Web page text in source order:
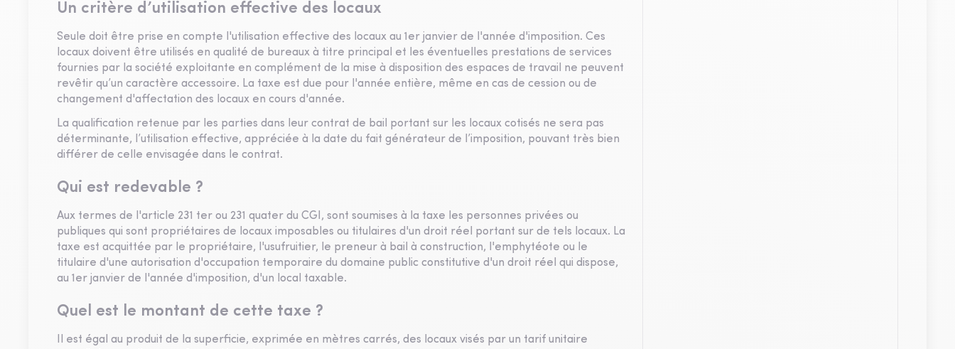
Un critère d’utilisation effective des locaux
Seule doit être prise en compte l'utilisation effective des locaux au 1er janvier de l'année d'imposition. Ces
locaux doivent être utilisés en qualité de bureaux à titre principal et les éventuelles prestations de services
fournies par la société exploitante en complément de la mise à disposition des espaces de travail ne peuvent
revêtir qu’un caractère accessoire. La taxe est due pour l'année entière, même en cas de cession ou de
changement d'affectation des locaux en cours d'année.
La qualification retenue par les parties dans leur contrat de bail portant sur les locaux cotisés ne sera pas
déterminante, l’utilisation effective, appréciée à la date du fait générateur de l’imposition, pouvant très bien
différer de celle envisagée dans le contrat.
Qui est redevable ?
Aux termes de l'article 231 ter ou 231 quater du CGI, sont soumises à la taxe les personnes privées ou
publiques qui sont propriétaires de locaux imposables ou titulaires d'un droit réel portant sur de tels locaux. La
taxe est acquittée par le propriétaire, l'usufruitier, le preneur à bail à construction, l'emphytéote ou le
titulaire d'une autorisation d'occupation temporaire du domaine public constitutive d'un droit réel qui dispose,
au 1er janvier de l'année d'imposition, d'un local taxable.
Quel est le montant de cette taxe ?
Il est égal au produit de la superficie, exprimée en mètres carrés, des locaux visés par un tarif unitaire